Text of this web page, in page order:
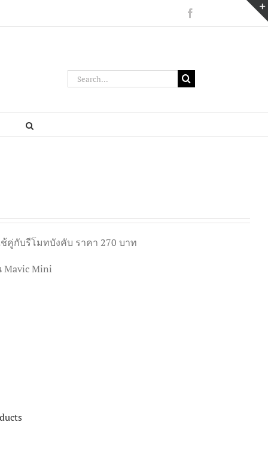
Search
for:
คู่กับรีโมทบังคับ ราคา 270 บาท
Mini